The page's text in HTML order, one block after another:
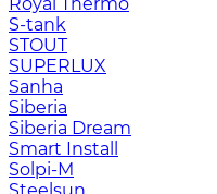
S-tank
STOUT
SUPERLUX
Sanha
Siberia
Siberia Dream
Smart Install
Solpi-M